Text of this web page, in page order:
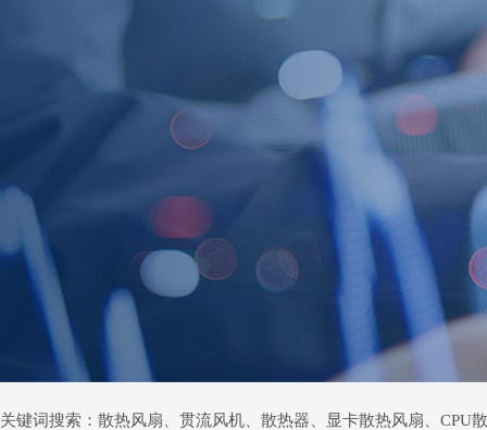
关键词搜索： 散热风扇 贯流风机 散热器 显卡散热风扇 CPU